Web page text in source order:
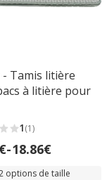
- Tamis litière
à litière pour
1(1)
-18.86€
options de taille